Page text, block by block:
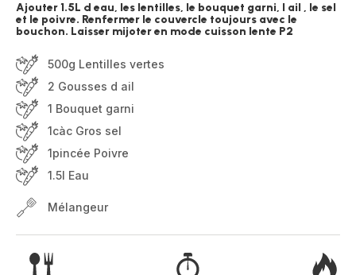
Ajouter 1.5L d eau, les lentilles, le bouquet garni, l ail , le sel
et le poivre. Renfermer le couvercle toujours avec le
bouchon. Laisser mijoter en mode cuisson lente P2
500g Lentilles vertes
2 Gousses d ail
1 Bouquet garni
1càc Gros sel
1pincée Poivre
1.5l Eau
Mélangeur